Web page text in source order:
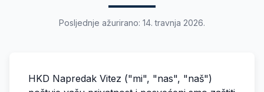
Posljednje ažurirano: 14. travnja 2026.
HKD Napredak Vitez ("mi", "nas", "naš")